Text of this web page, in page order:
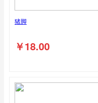
猪脚
￥18.00